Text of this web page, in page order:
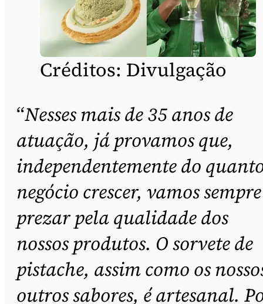
Créditos: Divulgação
“Nesses mais de 35 anos de
atuação, já provamos que,
independentemente do
negócio crescer, vamos sempre
prezar pela qualidade dos
nossos produtos. O sorvete de
pistache, assim como os
outros sabores, é artesanal.